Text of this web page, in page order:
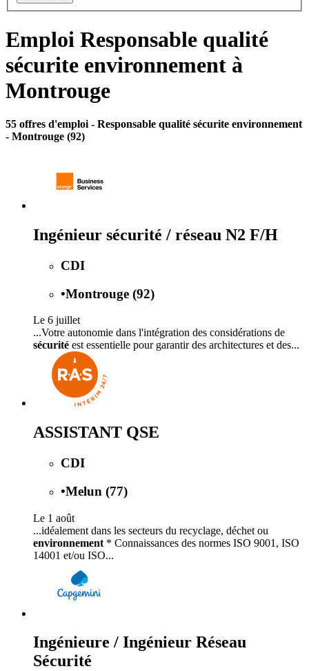
Emploi Responsable qualité
sécurite environnement à
Montrouge
55 offres d'emploi - Responsable qualité sécurite environnement
- Montrouge (92)
Ingénieur sécurité / réseau N2 F/H
CDI
•Montrouge (92)
Le 6 juillet
...Votre autonomie dans l'intégration des considérations de
sécurité est essentielle pour garantir des architectures et des...
ASSISTANT QSE
CDI
•Melun (77)
Le 1 août
...idéalement dans les secteurs du recyclage, déchet ou
environnement * Connaissances des normes ISO 9001, ISO
14001 et/ou ISO...
Ingénieure / Ingénieur Réseau
Sécurité